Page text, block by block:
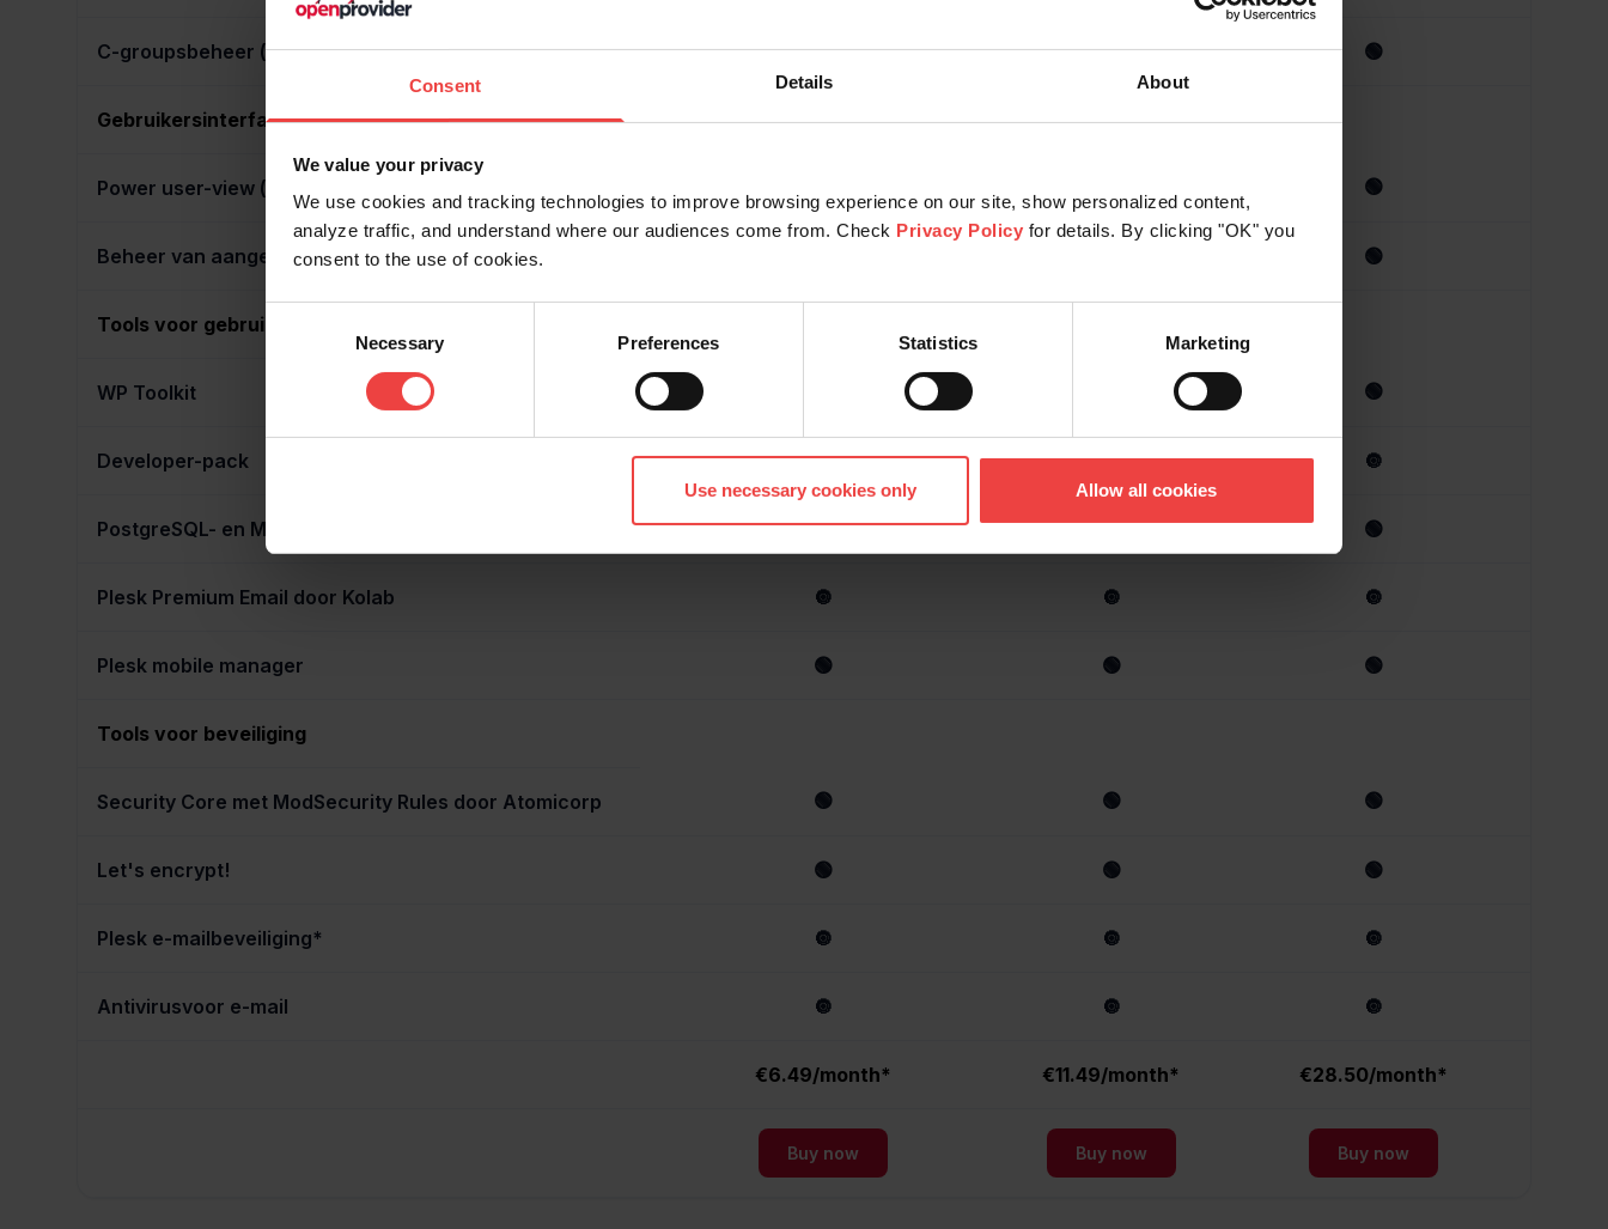
Consent Details About
We value your privacy
We use cookies and tracking technologies to improve browsing experience on our site, show personalized content,
analyze traffic, and understand where our audiences come from. Check Privacy Policy for details. By clicking "OK" you
consent to the use of cookies.
Necessary Preferences Statistics Marketing
Use necessary cookies only Allow all cookies
C-groupsbeheer (resource management) 🔴 🟢 🟢
Gebruikersinterface
Power user-view (server + site admin) 🟢
Beheer van aangepaste weergaven 🟢
Tools voor gebruikers
WP Toolkit SE Only (Limited features edition) 🟢
Developer-pack 🔘 🔘 🔘
PostgreSQL- en MSSQL-beheermodules 🔘 🟢 🟢
Plesk Premium Email door Kolab 🔘 🔘 🔘
Plesk mobile manager 🟢 🟢 🟢
Tools voor beveiliging
Security Core met ModSecurity Rules door Atomicorp 🟢 🟢 🟢
Let's encrypt! 🟢 🟢 🟢
Plesk e-mailbeveiliging* 🔘 🔘 🔘
Antivirusvoor e-mail 🔘 🔘 🔘
€6.49/month* €11.49/month* €28.50/month*
Buy now Buy now Buy now